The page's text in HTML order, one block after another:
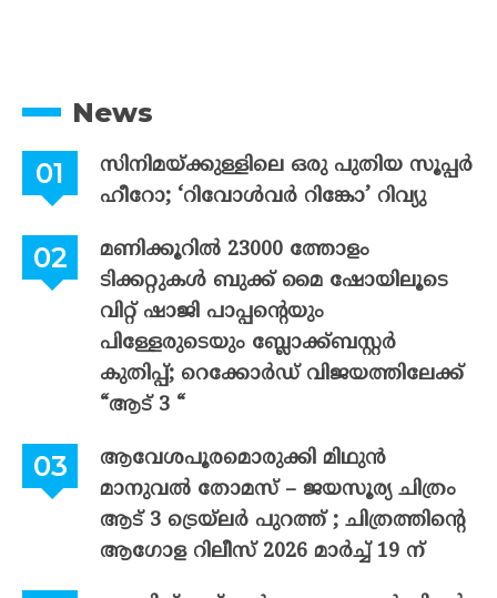
News
സിനിമയ്ക്കുള്ളിലെ ഒരു പുതിയ സൂപ്പർ
ഹീറോ; ‘റിവോൾവർ റിങ്കോ’ റിവ്യു
മണിക്കൂറിൽ 23000 ത്തോളം
ടിക്കറ്റുകൾ ബുക്ക് മൈ ഷോയിലൂടെ
വിറ്റ് ഷാജി പാപ്പന്റെയും
പിള്ളേരുടെയും ബ്ലോക്ക്ബസ്റ്റർ
കുതിപ്പ്; റെക്കോർഡ് വിജയത്തിലേക്ക്
“ആട് 3 “
ആവേശപൂരമൊരുക്കി മിഥുൻ
മാനുവൽ തോമസ് – ജയസൂര്യ ചിത്രം
ആട് 3 ട്രെയ്‌ലർ പുറത്ത് ; ചിത്രത്തിന്റെ
ആഗോള റിലീസ് 2026 മാർച്ച് 19 ന്